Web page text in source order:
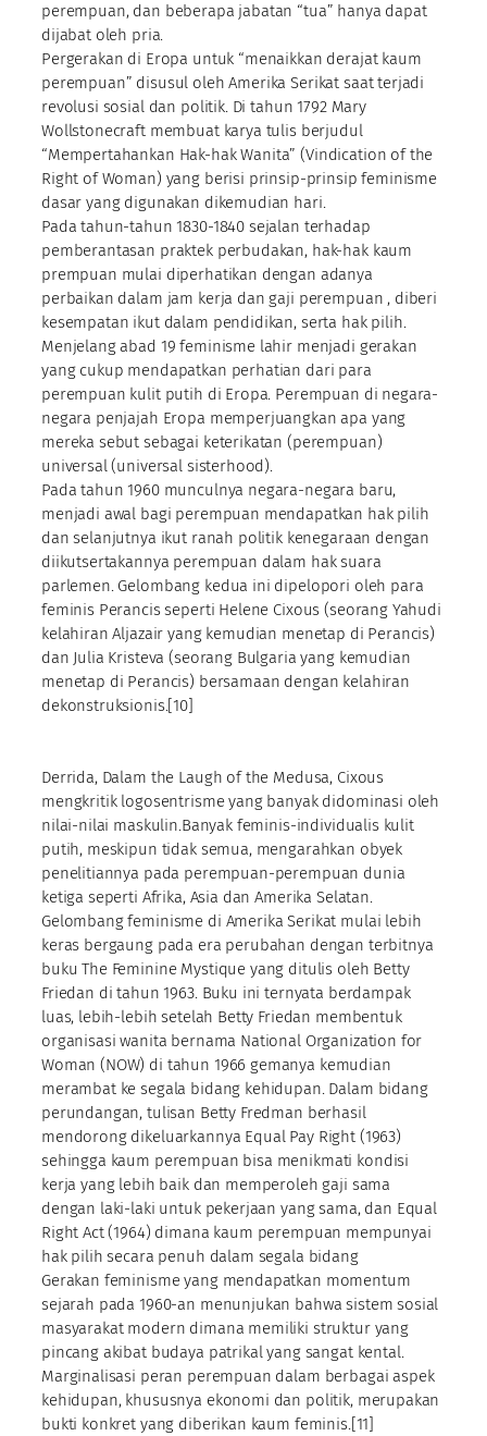
perempuan, dan beberapa jabatan “tua” hanya dapat
dijabat oleh pria.
Pergerakan di Eropa untuk “menaikkan derajat kaum
perempuan” disusul oleh Amerika Serikat saat terjadi
revolusi sosial dan politik. Di tahun 1792 Mary
Wollstonecraft membuat karya tulis berjudul
“Mempertahankan Hak-hak Wanita” (Vindication of the
Right of Woman) yang berisi prinsip-prinsip feminisme
dasar yang digunakan dikemudian hari.
Pada tahun-tahun 1830-1840 sejalan terhadap
pemberantasan praktek perbudakan, hak-hak kaum
prempuan mulai diperhatikan dengan adanya
perbaikan dalam jam kerja dan gaji perempuan , diberi
kesempatan ikut dalam pendidikan, serta hak pilih.
Menjelang abad 19 feminisme lahir menjadi gerakan
yang cukup mendapatkan perhatian dari para
perempuan kulit putih di Eropa. Perempuan di negara-
negara penjajah Eropa memperjuangkan apa yang
mereka sebut sebagai keterikatan (perempuan)
universal (universal sisterhood).
Pada tahun 1960 munculnya negara-negara baru,
menjadi awal bagi perempuan mendapatkan hak pilih
dan selanjutnya ikut ranah politik kenegaraan dengan
diikutsertakannya perempuan dalam hak suara
parlemen. Gelombang kedua ini dipelopori oleh para
feminis Perancis seperti Helene Cixous (seorang Yahudi
kelahiran Aljazair yang kemudian menetap di Perancis)
dan Julia Kristeva (seorang Bulgaria yang kemudian
menetap di Perancis) bersamaan dengan kelahiran
dekonstruksionis.[10]
Derrida, Dalam the Laugh of the Medusa, Cixous
mengkritik logosentrisme yang banyak didominasi oleh
nilai-nilai maskulin.Banyak feminis-individualis kulit
putih, meskipun tidak semua, mengarahkan obyek
penelitiannya pada perempuan-perempuan dunia
ketiga seperti Afrika, Asia dan Amerika Selatan.
Gelombang feminisme di Amerika Serikat mulai lebih
keras bergaung pada era perubahan dengan terbitnya
buku The Feminine Mystique yang ditulis oleh Betty
Friedan di tahun 1963. Buku ini ternyata berdampak
luas, lebih-lebih setelah Betty Friedan membentuk
organisasi wanita bernama National Organization for
Woman (NOW) di tahun 1966 gemanya kemudian
merambat ke segala bidang kehidupan. Dalam bidang
perundangan, tulisan Betty Fredman berhasil
mendorong dikeluarkannya Equal Pay Right (1963)
sehingga kaum perempuan bisa menikmati kondisi
kerja yang lebih baik dan memperoleh gaji sama
dengan laki-laki untuk pekerjaan yang sama, dan Equal
Right Act (1964) dimana kaum perempuan mempunyai
hak pilih secara penuh dalam segala bidang
Gerakan feminisme yang mendapatkan momentum
sejarah pada 1960-an menunjukan bahwa sistem sosial
masyarakat modern dimana memiliki struktur yang
pincang akibat budaya patrikal yang sangat kental.
Marginalisasi peran perempuan dalam berbagai aspek
kehidupan, khususnya ekonomi dan politik, merupakan
bukti konkret yang diberikan kaum feminis.[11]